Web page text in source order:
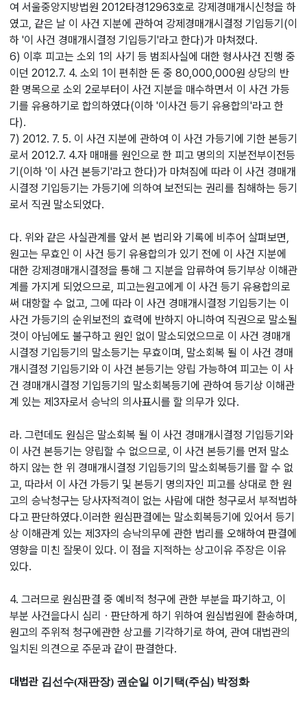
여 서울중앙지방법원 2012타경12963호로 강제경매개시신청을 하
였고, 같은 날 이 사건 지분에 관하여 강제경매개시결정 기입등기(이
하 '이 사건 경매개시결정 기입등기'라고 한다)가 마쳐졌다.
6) 이후 피고는 소외 1의 사기 등 범죄사실에 대한 형사사건 진행 중
이던 2012.7. 4. 소외 1이 편취한 돈 중 80,000,000원 상당의 반
환 명목으로 소외 2로부터이 사건 지분을 매수하면서 이 사건 가등
기를 유용하기로 합의하였다(이하 '이사건 등기 유용합의'라고 한
다).
7) 2012. 7. 5. 이 사건 지분에 관하여 이 사건 가등기에 기한 본등기
로서 2012.7. 4.자 매매를 원인으로 한 피고 명의의 지분전부이전등
기(이하 '이 사건 본등기'라고 한다)가 마쳐짐에 따라 이 사건 경매개
시결정 기입등기는 가등기에 의하여 보전되는 권리를 침해하는 등기
로서 직권 말소되었다.
다. 위와 같은 사실관계를 앞서 본 법리와 기록에 비추어 살펴보면,
원고는 무효인 이 사건 등기 유용합의가 있기 전에 이 사건 지분에
대한 강제경매개시결정을 통해 그 지분을 압류하여 등기부상 이해관
계를 가지게 되었으므로, 피고는원고에게 이 사건 등기 유용합의로
써 대항할 수 없고, 그에 따라 이 사건 경매개시결정 기입등기는 이
사건 가등기의 순위보전의 효력에 반하지 아니하여 직권으로 말소될
것이 아님에도 불구하고 원인 없이 말소되었으므로 이 사건 경매개
시결정 기입등기의 말소등기는 무효이며, 말소회복 될 이 사건 경매
개시결정 기입등기와 이 사건 본등기는 양립 가능하여 피고는 이 사
건 경매개시결정 기입등기의 말소회복등기에 관하여 등기상 이해관
계 있는 제3자로서 승낙의 의사표시를 할 의무가 있다.
라. 그런데도 원심은 말소회복 될 이 사건 경매개시결정 기입등기와
이 사건 본등기는 양립할 수 없으므로, 이 사건 본등기를 먼저 말소
하지 않는 한 위 경매개시결정 기입등기의 말소회복등기를 할 수 없
고, 따라서 이 사건 가등기 및 본등기 명의자인 피고를 상대로 한 원
고의 승낙청구는 당사자적격이 없는 사람에 대한 청구로서 부적법하
다고 판단하였다.이러한 원심판결에는 말소회복등기에 있어서 등기
상 이해관계 있는 제3자의 승낙의무에 관한 법리를 오해하여 판결에
영향을 미친 잘못이 있다. 이 점을 지적하는 상고이유 주장은 이유
있다.
4. 그러므로 원심판결 중 예비적 청구에 관한 부분을 파기하고, 이
부분 사건을다시 심리ㆍ판단하게 하기 위하여 원심법원에 환송하며,
원고의 주위적 청구에관한 상고를 기각하기로 하여, 관여 대법관의
일치된 의견으로 주문과 같이 판결한다.
대법관 김선수(재판장) 권순일 이기택(주심) 박정화